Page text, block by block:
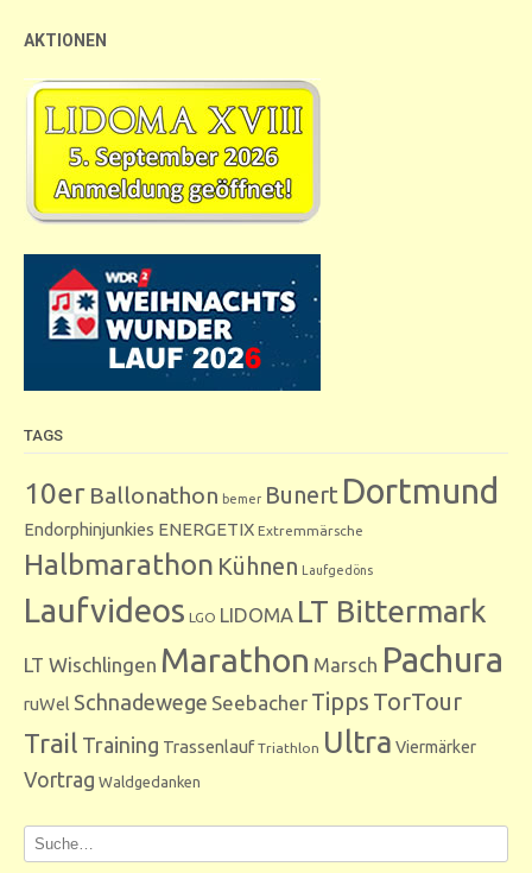
AKTIONEN
TAGS
10er Ballonathon bemer Bunert Dortmund
Endorphinjunkies ENERGETIX Extremmärsche
Halbmarathon Kühnen Laufgedöns
Laufvideos LGO LIDOMA LT Bittermark
LT Wischlingen Marathon Marsch Pachura
ruWel Schnadewege Seebacher Tipps TorTour
Trail Training Trassenlauf Triathlon Ultra Viermärker
Vortrag Waldgedanken